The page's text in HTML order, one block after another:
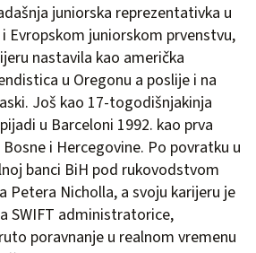
juniorska reprezentativka u
Evropskom juniorskom prvenstvu,
nastavila kao američka
u Oregonu a poslije i na
Još kao 17-togodišnjakinja
u Barceloni 1992. kao prva
i Hercegovine. Po povratku u
banci BiH pod rukovodstvom
Petera Nicholla, a svoju karijeru je
SWIFT administratorice,
poravnanje u realnom vremenu